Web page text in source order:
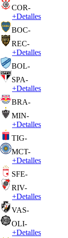
COR-
+Detalles
BOC-
REC-
+Detalles
BOL-
SPA-
+Detalles
BRA-
MIN-
+Detalles
TIG-
MCT-
+Detalles
SFE-
RIV-
+Detalles
VAS-
OLI-
+Detalles